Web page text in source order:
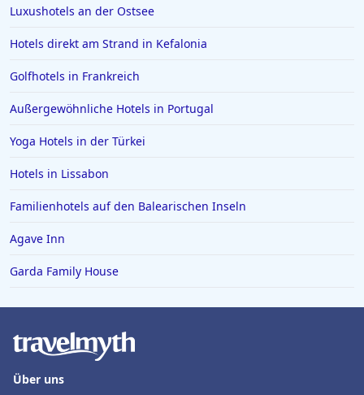
Luxushotels an der Ostsee
Hotels direkt am Strand in Kefalonia
Golfhotels in Frankreich
Außergewöhnliche Hotels in Portugal
Yoga Hotels in der Türkei
Hotels in Lissabon
Familienhotels auf den Balearischen Inseln
Agave Inn
Garda Family House
Über uns